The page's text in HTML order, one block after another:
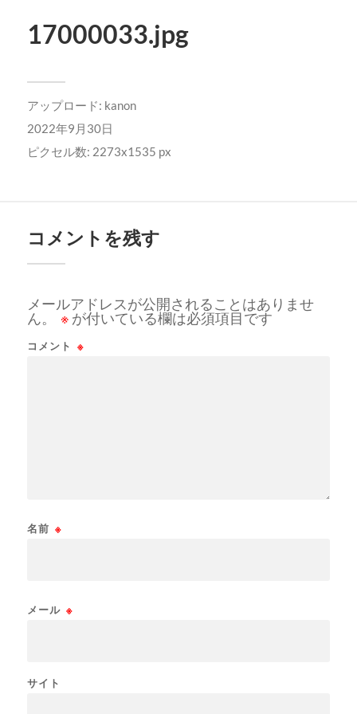
17000033.jpg
アップロード: kanon
2022年9月30日
ピクセル数: 2273x1535 px
コメントを残す
メールアドレスが公開されることはありませ
ん。
※ が付いている欄は必須項目です
コメント ※
名前 ※
メール ※
サイト